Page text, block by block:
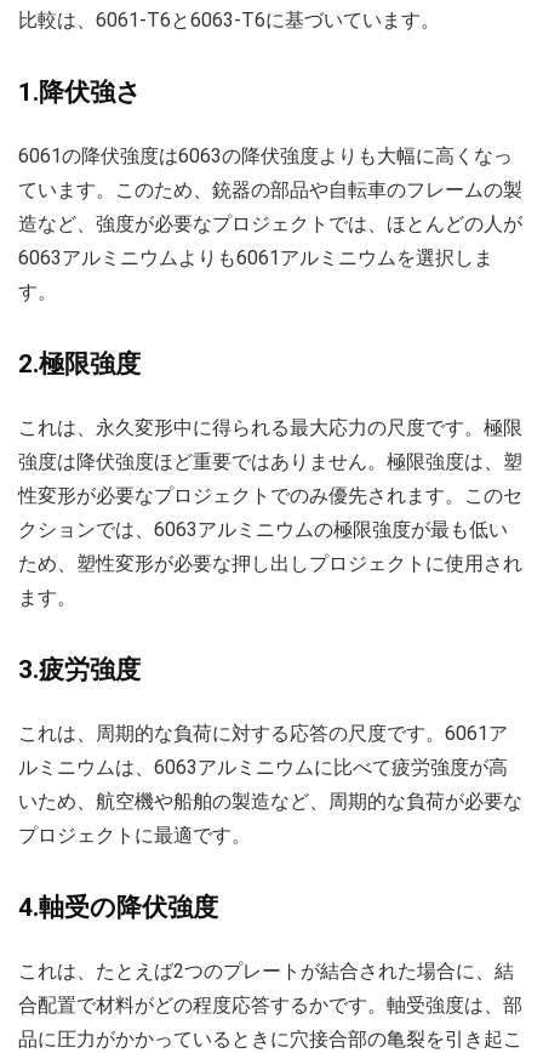
比較は、6061-T6と6063-T6に基づいています。
1.降伏強さ
6061の降伏強度は6063の降伏強度よりも大幅に高くなっ
ています。このため、銃器の部品や自転車のフレームの製
造など、強度が必要なプロジェクトでは、ほとんどの人が
6063アルミニウムよりも6061アルミニウムを選択しま
す。
2.極限強度
これは、永久変形中に得られる最大応力の尺度です。極限
強度は降伏強度ほど重要ではありません。極限強度は、塑
性変形が必要なプロジェクトでのみ優先されます。このセ
クションでは、6063アルミニウムの極限強度が最も低い
ため、塑性変形が必要な押し出しプロジェクトに使用され
ます。
3.疲労強度
これは、周期的な負荷に対する応答の尺度です。6061ア
ルミニウムは、6063アルミニウムに比べて疲労強度が高
いため、航空機や船舶の製造など、周期的な負荷が必要な
プロジェクトに最適です。
4.軸受の降伏強度
これは、たとえば2つのプレートが結合された場合に、結
合配置で材料がどの程度応答するかです。軸受強度は、部
品に圧力がかかっているときに穴接合部の亀裂を引き起こ